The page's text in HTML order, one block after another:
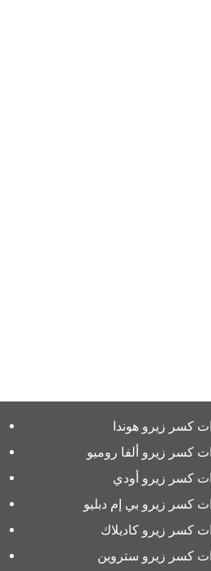
كسر زيرو هوندا
كسر زيرو ألفا روميو
كسر زيرو أودي
كسر زيرو بي إم دبليو
كسر زيرو كاديلاك
كسر زيرو ستروين